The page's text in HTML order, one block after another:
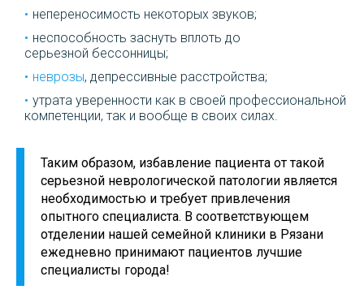
непереносимость некоторых звуков;
неспособность заснуть вплоть до
серьезной бессонницы;
неврозы, депрессивные расстройства;
утрата уверенности как в своей профессиональной
компетенции, так и вообще в своих силах.
Таким образом, избавление пациента от такой
серьезной неврологической патологии является
необходимостью и требует привлечения
опытного специалиста. В соответствующем
отделении нашей семейной клиники в Рязани
ежедневно принимают пациентов лучшие
специалисты города!